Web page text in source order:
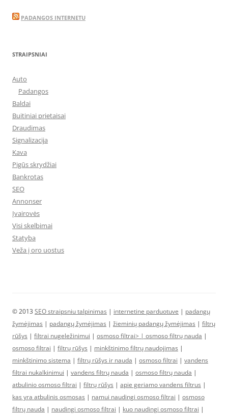
PADANGOS INTERNETU
STRAIPSNIAI
Auto
Padangos
Baldai
Buitiniai prietaisai
Draudimas
Signalizacija
Kava
Pigūs skrydžiai
Bankrotas
SEO
Annonser
Įvairovės
Visi skelbimai
Statyba
Veža į oro uostus
© 2013 SEO straipsniu talpinimas | internetine parduotuve | padangų
žymėjimas | padangų žymėjimas | žieminių padangų žymėjimas | filtrų
rūšys | filtrai nugeležinimui | osmoso filtrai> | osmoso filtrų nauda |
osmoso filtrai | filtrų rūšys | minkštinimo filtrų naudojimas |
minkštinimo sistema | filtrų rūšys ir nauda | osmoso filtrai | vandens
filtrai nukalkinimui | vandens filtrų nauda | osmoso filtrų nauda |
atbulinio osmoso filtrai | filtrų rūšys | apie geriamo vandens filtrus |
kas yra atbulinis osmosas | namui naudingi osmoso filtrai | osmoso
filtrų nauda | naudingi osmoso filtrai | kuo naudingi osmoso filtrai |